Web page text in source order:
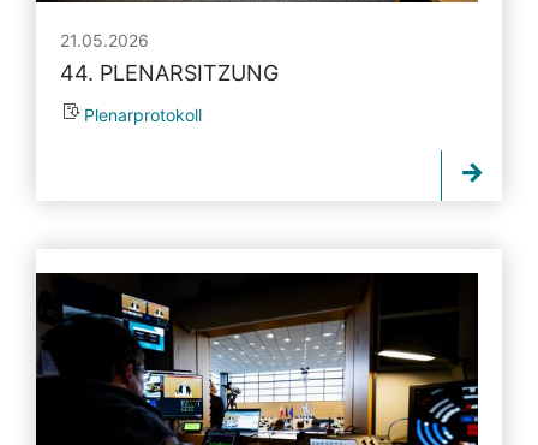
21.05.2026
44. PLENARSITZUNG
Plenarprotokoll